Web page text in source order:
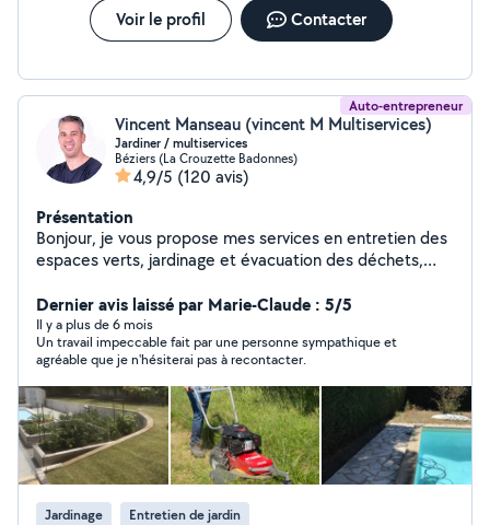
Voir le profil Contacter
Auto-entrepreneur
Vincent Manseau (vincent M Multiservices)
Jardiner / multiservices
Béziers (La Crouzette Badonnes)
4,9/5 (120 avis)
Présentation
Bonjour, je vous propose mes services en entretien des
espaces verts, jardinage et évacuation des déchets,
consciencieux et de confiance . N'hésitez pas à me
solliciter. Tel: 06-66-84-57-36 À bientôt
Dernier avis laissé par Marie-Claude : 5/5
Il y a plus de 6 mois
Un travail impeccable fait par une personne sympathique et
agréable que je n'hésiterai pas à recontacter.
Jardinage Entretien de jardin